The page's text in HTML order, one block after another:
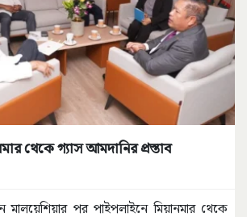
থেকে গ্যাস আমদানির প্রস্তাব
মালয়েশিয়ার পর পাইপলাইনে মিয়ানমার থেকে